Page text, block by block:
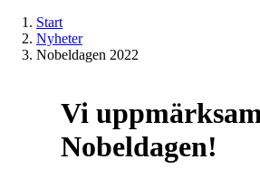
Start
Nyheter
Nobeldagen 2022
Vi
Nobeldagen!